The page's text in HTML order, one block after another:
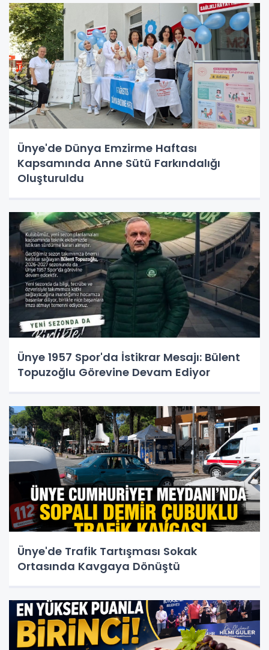
Ünye'de Dünya Emzirme Haftası
Kapsamında Anne Sütü Farkındalığı
Oluşturuldu
Ünye 1957 Spor'da İstikrar Mesajı: Bülent
Topuzoğlu Görevine Devam Ediyor
Ünye'de Trafik Tartışması Sokak
Ortasında Kavgaya Dönüştü